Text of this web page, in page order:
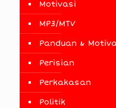
Motivasi
MP3/MTV
Panduan &
Perisian
Perkakasan
Politik